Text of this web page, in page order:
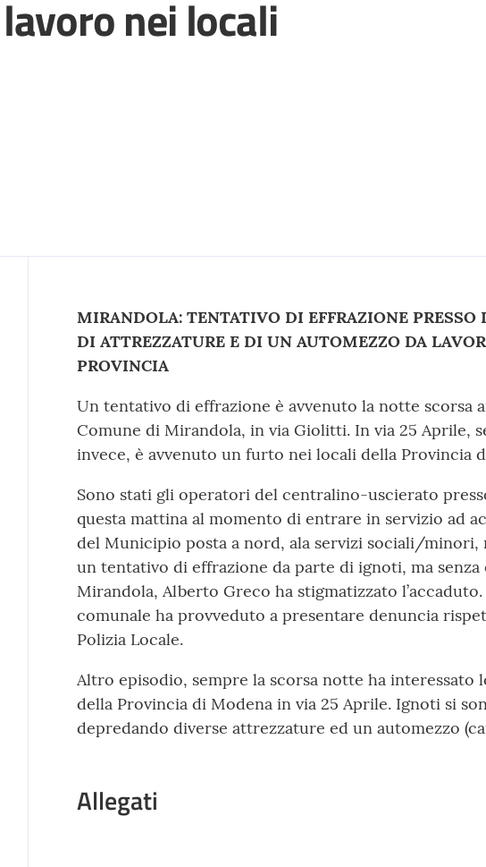
nei locali
Contenuto
MIRANDOLA: TENTATIVO DI EFFRAZIONE
DI ATTREZZATURE E DI UN AUTOMEZZO DA
PROVINCIA
Un tentativo di effrazione è avvenuto la notte scorsa
Comune di Mirandola, in via Giolitti. In via 25 Aprile,
invece, è avvenuto un furto nei locali della Provincia
Sono stati gli operatori del centralino-uscierato
questa mattina al momento di entrare in servizio ad
del Municipio posta a nord, ala servizi sociali/minori,
un tentativo di effrazione da parte di ignoti, ma senza
Mirandola, Alberto Greco ha stigmatizzato l’accaduto.
comunale ha provveduto a presentare denuncia
Polizia Locale.
Altro episodio, sempre la scorsa notte ha interessato
della Provincia di Modena in via 25 Aprile. Ignoti si
depredando diverse attrezzature ed un automezzo
Allegati